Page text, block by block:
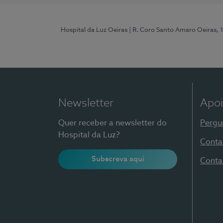
Hospital da Luz Oeiras | R. Coro Santo Amaro Oeiras,
Newsletter
Quer receber a newsletter do
Hospital da Luz?
Subscreva aqui